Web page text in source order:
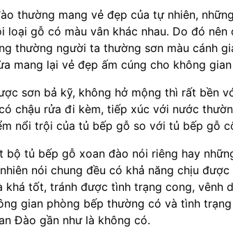
thường mang vẻ đẹp của tự nhiên,
loại gỗ có màu vân khác nhau. Do đó
thường người ta thường sơn màu cánh
mang lại vẻ đẹp ấm cúng cho không
sơn bả kỹ, không hở mộng thì rất bền
chậu rửa đi kèm, tiếp xúc với nước
nổi trội của tủ bếp gỗ so với tủ bếp gỗ
bộ tủ bếp gỗ xoan đào nói riêng hay
nói chung đều có khả năng chịu
khá tốt, tránh được tình trạng cong, vênh
gian phòng bếp thường có và tình
Đào gần như là không có.